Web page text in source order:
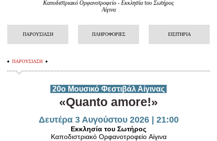
Σύνδεση/Εγγραφή
Πληροφορίες
Είσοδος διαχειριστή
Καποδιστριακό Ορφανοτροφείο - Εκκλησία του Σωτήρος
Αίγινα
ΠΑΡΟΥΣΙΑΣΗ ΠΛΗΡΟΦΟΡΙΕΣ ΕΙΣΙΤΗΡΙΑ
ΠΑΡΟΥΣΙΑΣΗ
20ο Μουσικό Φεστιβάλ Αίγινας
«Quanto amore!»
Δευτέρα 3 Αυγούστου 2026 | 21:00
Εκκλησία του Σωτήρος
Καποδιστριακό Ορφανοτροφείο Αίγινα